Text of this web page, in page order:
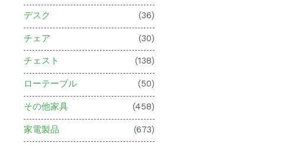
デスク (36)
チェア (30)
チェスト (138)
ローテーブル (50)
その他家具 (458)
家電製品 (673)